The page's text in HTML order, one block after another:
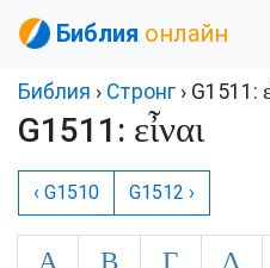
Библия онлайн
Библия › Стронг › G1511:
G1511: εἶναι
‹ G1510 G1512 ›
Α Β Γ Δ